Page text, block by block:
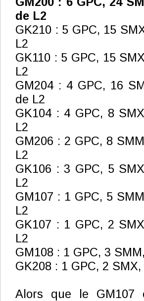
de L2
GK210 : 5 GPC, 15
L2
GK110 : 5 GPC, 15
L2
GM204 : 4 GPC, 16
de L2
GK104 : 4 GPC, 8
L2
GM206 : 2 GPC, 8
L2
GK106 : 3 GPC, 5
L2
GM107 : 1 GPC, 5
L2
GK107 : 1 GPC, 2
L2
GM108 : 1 GPC, 3
GK208 : 1 GPC, 2
Alors que le